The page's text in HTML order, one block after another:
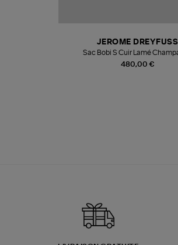
480,00 €
JEROME DREYFUSS
Sac Bobi S Cuir Lamé